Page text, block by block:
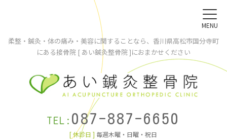
柔整・鍼灸・体の痛み・美容に関することなら、香川県高松市国分寺町
にある接骨院 [ あい鍼灸整骨院 ]におまかせください
TEL: 087-887-6650
[ 休診日 ] 毎週木曜・日曜・祝日
MENU